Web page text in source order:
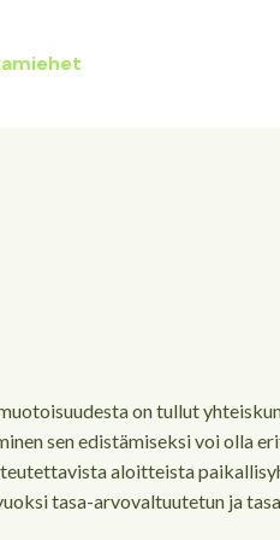
on tullut
sen edistämiseksi voi olla
aloitteista
tasa-arvovaltuutetun ja